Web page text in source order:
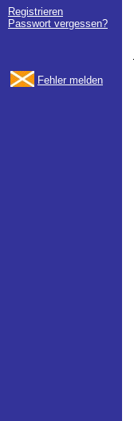
Registrieren
Passwort vergessen?
Fehler melden